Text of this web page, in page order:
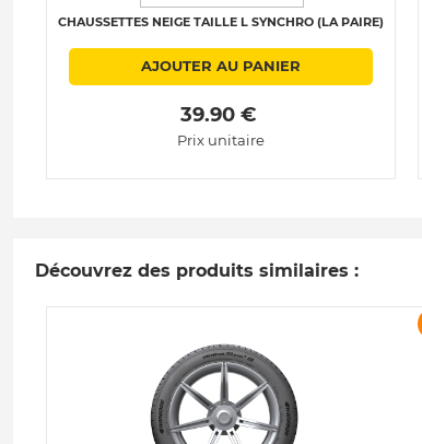
CHAUSSETTES NEIGE TAILLE L SYNCHRO (LA PAIRE)
AJOUTER AU PANIER
39.90 €
Prix unitaire
Découvrez des produits similaires :